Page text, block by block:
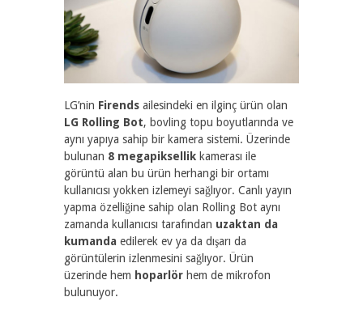
LG’nin Firends ailesindeki en ilginç ürün olan
LG Rolling Bot, bovling topu boyutlarında ve
aynı yapıya sahip bir kamera sistemi. Üzerinde
bulunan 8 megapiksellik kamerası ile
görüntü alan bu ürün herhangi bir ortamı
kullanıcısı yokken izlemeyi sağlıyor. Canlı yayın
yapma özelliğine sahip olan Rolling Bot aynı
zamanda kullanıcısı tarafından uzaktan da
kumanda edilerek ev ya da dışarı da
görüntülerin izlenmesini sağlıyor. Ürün
üzerinde hem hoparlör hem de mikrofon
bulunuyor.